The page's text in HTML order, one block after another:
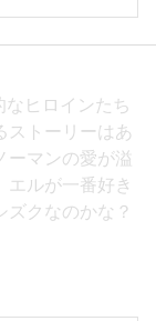
なヒロインたち
ストーリーはあ
ーマンの愛が溢
エルが一番好き
クなのかな？